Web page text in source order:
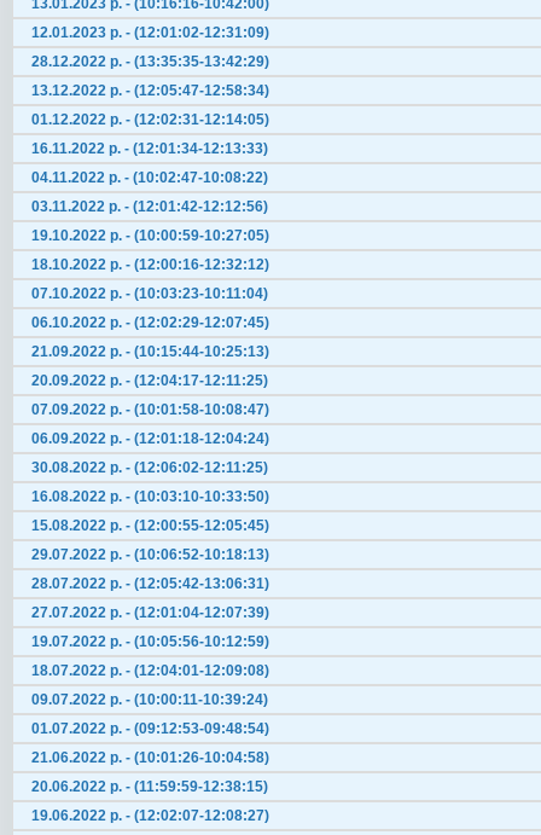
13.01.2023 р. - (10:16:16-10:42:00)
12.01.2023 р. - (12:01:02-12:31:09)
28.12.2022 р. - (13:35:35-13:42:29)
13.12.2022 р. - (12:05:47-12:58:34)
01.12.2022 р. - (12:02:31-12:14:05)
16.11.2022 р. - (12:01:34-12:13:33)
04.11.2022 р. - (10:02:47-10:08:22)
03.11.2022 р. - (12:01:42-12:12:56)
19.10.2022 р. - (10:00:59-10:27:05)
18.10.2022 р. - (12:00:16-12:32:12)
07.10.2022 р. - (10:03:23-10:11:04)
06.10.2022 р. - (12:02:29-12:07:45)
21.09.2022 р. - (10:15:44-10:25:13)
20.09.2022 р. - (12:04:17-12:11:25)
07.09.2022 р. - (10:01:58-10:08:47)
06.09.2022 р. - (12:01:18-12:04:24)
30.08.2022 р. - (12:06:02-12:11:25)
16.08.2022 р. - (10:03:10-10:33:50)
15.08.2022 р. - (12:00:55-12:05:45)
29.07.2022 р. - (10:06:52-10:18:13)
28.07.2022 р. - (12:05:42-13:06:31)
27.07.2022 р. - (12:01:04-12:07:39)
19.07.2022 р. - (10:05:56-10:12:59)
18.07.2022 р. - (12:04:01-12:09:08)
09.07.2022 р. - (10:00:11-10:39:24)
01.07.2022 р. - (09:12:53-09:48:54)
21.06.2022 р. - (10:01:26-10:04:58)
20.06.2022 р. - (11:59:59-12:38:15)
19.06.2022 р. - (12:02:07-12:08:27)